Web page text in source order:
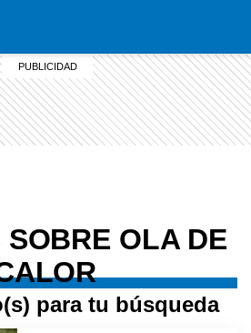
SOBRE OLA DE
para tu búsqueda